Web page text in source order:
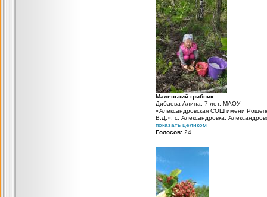
Маленький грибник
Дибаева Алина, 7 лет, МАОУ
«Александровская СОШ имени
В.Д.», с. Александровка,
район, Оренбургская область,
начальных классов: Ленкова Татьяна
здорово!
показать целиком
Голосов: 24